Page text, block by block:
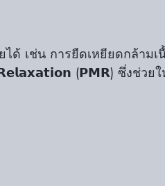
ด้ เช่น การยืดเหยียดกล้ามเ
(𝗣𝗠𝗥) ซึ่งช่วยใ